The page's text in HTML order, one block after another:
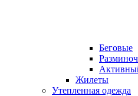
Беговые
Жилеты
Утепленная одежда